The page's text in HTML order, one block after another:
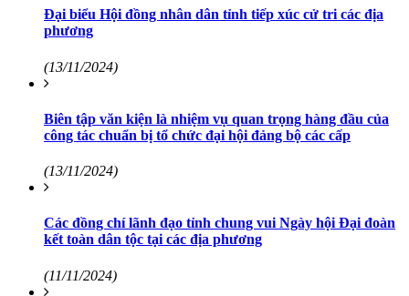
Đại biểu Hội đồng nhân dân tỉnh tiếp xúc cử tri các địa
phương
(13/11/2024)
Biên tập văn kiện là nhiệm vụ quan trọng hàng đầu của
công tác chuẩn bị tổ chức đại hội đảng bộ các cấp
(13/11/2024)
Các đồng chí lãnh đạo tỉnh chung vui Ngày hội Đại đoàn
kết toàn dân tộc tại các địa phương
(11/11/2024)